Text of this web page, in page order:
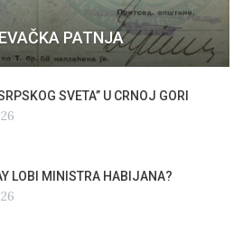
PATNJA
SVETA” U CRNOJ GORI
LOBI MINISTRA HABIJANA?